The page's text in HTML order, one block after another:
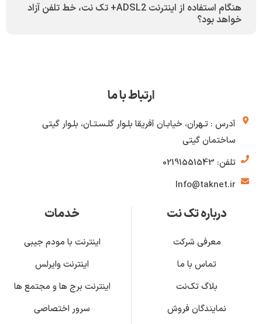
هنگام استفاده از اینترنت ADSL2+ تک نت، خط تلفن آزاد
خواهد بود؟
ارتباط با ما
آدرس : تـهران، خیابـان آفریقا بلـوار گلـسـتـان، بلـوار گیتی
ساختمان گیتی
تلفن: 02191551543
Info@taknet.ir
درباره تک نت
معرفی شرکت
تماس با ما
بلاگ تک‌نت
نمایندگان فروش
خدمات
اینترنت با مودم جیبی
اینترنت وایرلس
اینترنت برج ها و مجتمع ها
سرور اختصاصی